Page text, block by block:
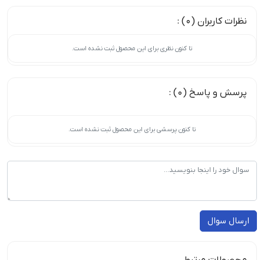
نظرات کاربران (0) :
تا کنون نظری برای این محصول ثبت نشده است.
پرسش و پاسخ (0) :
تا کنون پرسشی برای این محصول ثبت نشده است.
ارسال سوال